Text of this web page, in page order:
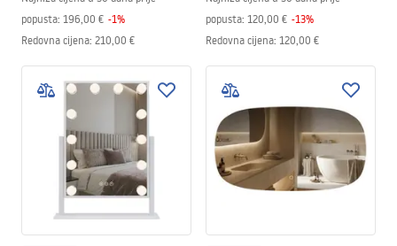
popusta: 196,00 € -1%
Redovna cijena: 210,00 €
popusta: 120,00 € -13%
Redovna cijena: 120,00 €